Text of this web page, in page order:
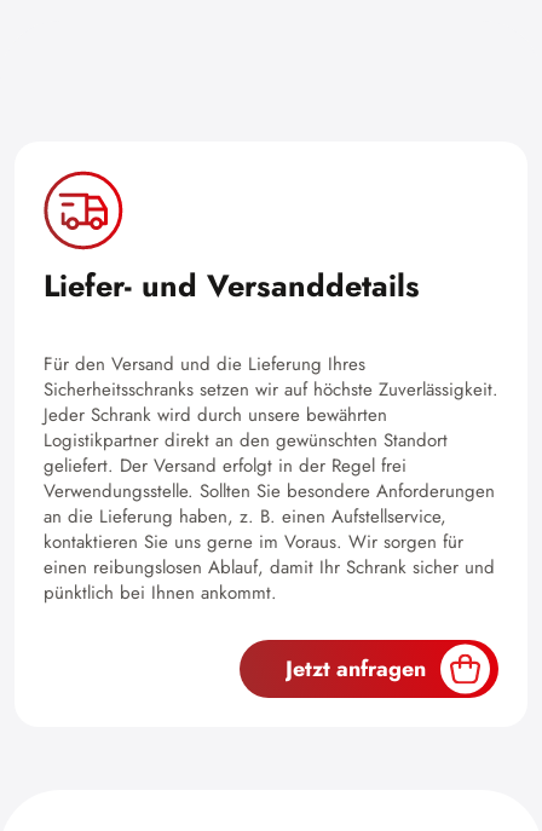
Liefer- und Versanddetails
Für den Versand und die Lieferung Ihres
Sicherheitsschranks setzen wir auf höchste Zuverlässigkeit.
Jeder Schrank wird durch unsere bewährten
Logistikpartner direkt an den gewünschten Standort
geliefert. Der Versand erfolgt in der Regel frei
Verwendungsstelle. Sollten Sie besondere Anforderungen
an die Lieferung haben, z. B. einen Aufstellservice,
kontaktieren Sie uns gerne im Voraus. Wir sorgen für
einen reibungslosen Ablauf, damit Ihr Schrank sicher und
pünktlich bei Ihnen ankommt.
Jetzt anfragen